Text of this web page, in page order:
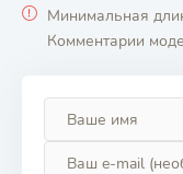
Минимальная
Комментарии